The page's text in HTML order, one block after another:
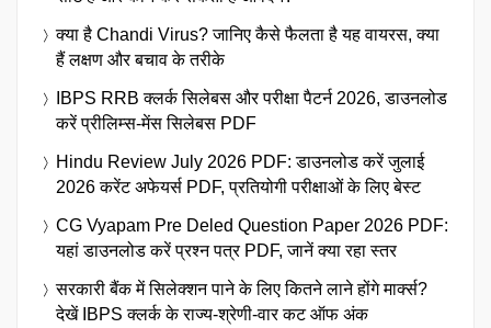
क्या है Chandi Virus? जानिए कैसे फैलता है यह वायरस, क्या
हैं लक्षण और बचाव के तरीके
IBPS RRB क्लर्क सिलेबस और परीक्षा पैटर्न 2026, डाउनलोड
करें प्रीलिम्स-मेंस सिलेबस PDF
Hindu Review July 2026 PDF: डाउनलोड करें जुलाई
2026 करेंट अफेयर्स PDF, प्रतियोगी परीक्षाओं के लिए बेस्ट
CG Vyapam Pre Deled Question Paper 2026 PDF:
यहां डाउनलोड करें प्रश्न पत्र PDF, जानें क्या रहा स्तर
सरकारी बैंक में सिलेक्शन पाने के लिए कितने लाने होंगे मार्क्स?
देखें IBPS क्लर्क के राज्य-श्रेणी-वार कट ऑफ अंक